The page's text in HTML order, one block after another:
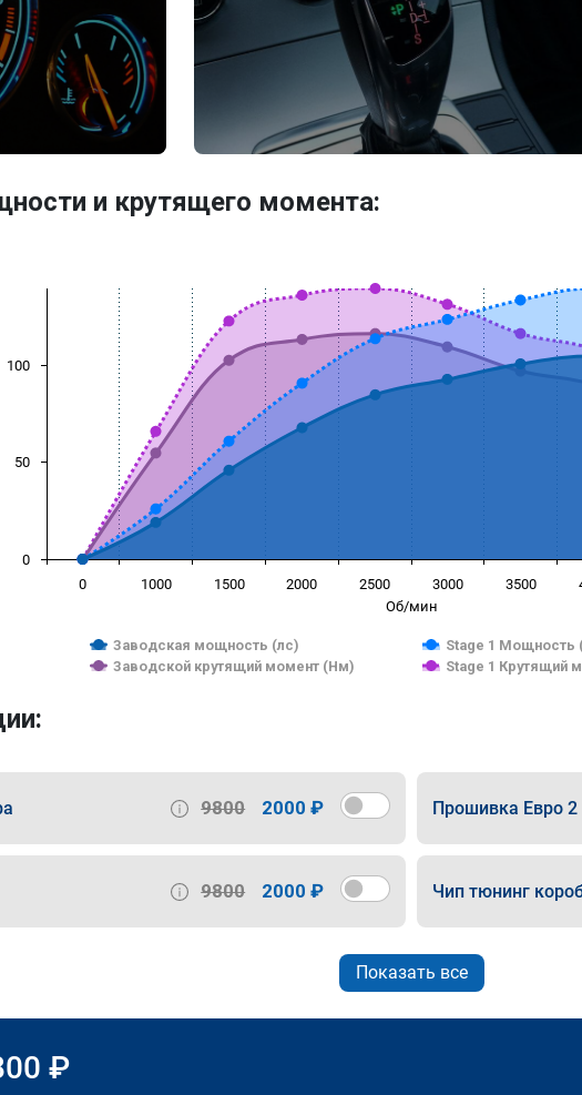
и крутящего момента:
Об/мин
Заводская мощность (лс)
Stage 1 Мощность
Заводской крутящий момент (Нм)
Stage 1 Крутящий
0 1000 1500 2000 2500 3000 3500
0
50
100
9800 2000 ₽ Прошивка Евро 2
9800 2000 ₽ Чип тюнинг
Показать все
₽